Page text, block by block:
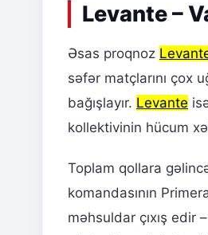
Levante –
Əsas proqnoz
səfər matçlarını çox
bağışlayır. Levante
kollektivinin hücum
Toplam qollara
komandasının
məhsuldar çıxış edir